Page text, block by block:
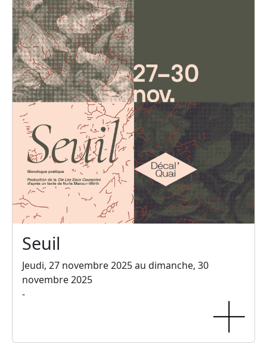
Seuil
Jeudi, 27 novembre 2025 au dimanche, 30
novembre 2025
-